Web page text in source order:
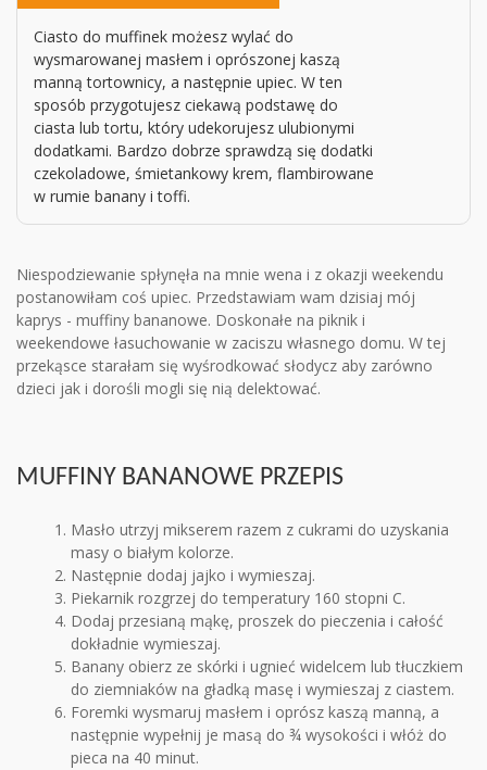
Ciasto do muffinek możesz wylać do
wysmarowanej masłem i oprószonej kaszą
manną tortownicy, a następnie upiec. W ten
sposób przygotujesz ciekawą podstawę do
ciasta lub tortu, który udekorujesz ulubionymi
dodatkami. Bardzo dobrze sprawdzą się dodatki
czekoladowe, śmietankowy krem, flambirowane
w rumie banany i toffi.
Niespodziewanie spłynęła na mnie wena i z okazji weekendu
postanowiłam coś upiec. Przedstawiam wam dzisiaj mój
kaprys - muffiny bananowe. Doskonałe na piknik i
weekendowe łasuchowanie w zaciszu własnego domu. W tej
przekąsce starałam się wyśrodkować słodycz aby zarówno
dzieci jak i dorośli mogli się nią delektować.
MUFFINY BANANOWE PRZEPIS
Masło utrzyj mikserem razem z cukrami do uzyskania
masy o białym kolorze.
Następnie dodaj jajko i wymieszaj.
Piekarnik rozgrzej do temperatury 160 stopni C.
Dodaj przesianą mąkę, proszek do pieczenia i całość
dokładnie wymieszaj.
Banany obierz ze skórki i ugnieć widelcem lub tłuczkiem
do ziemniaków na gładką masę i wymieszaj z ciastem.
Foremki wysmaruj masłem i oprósz kaszą manną, a
następnie wypełnij je masą do ¾ wysokości i włóż do
pieca na 40 minut.